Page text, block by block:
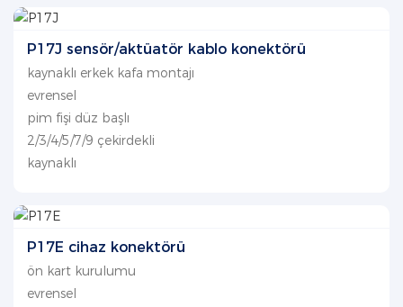
P17J sensör/aktüatör kablo konektörü
kaynaklı erkek kafa montajı
evrensel
pim fişi düz başlı
2/3/4/5/7/9 çekirdekli
kaynaklı
P17E cihaz konektörü
ön kart kurulumu
evrensel